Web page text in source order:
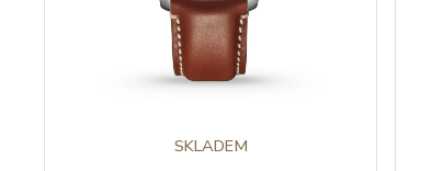
SKLADEM